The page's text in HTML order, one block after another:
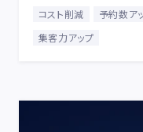
コスト削減
予約数ア
集客力アップ